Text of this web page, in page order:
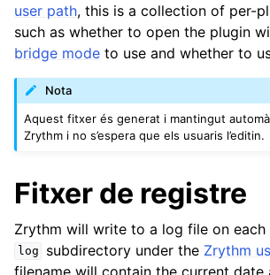
user path, this is a collection of per-
such as whether to open the plugin
bridge mode to use and whether to
Nota
Aquest fitxer és generat i mantingut
Zrythm i no s’espera que els usuaris l’editin.
Fitxer de registre
Zrythm will write to a log file on each
log subdirectory under the Zrythm
filename will contain the current date